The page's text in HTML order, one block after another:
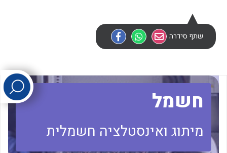
לכל מוצרי היצרן
לכל מוצרי היצרן לכל מוצרי היצרן
שתף סידרה
חשמל
מיתוג ואינסטלציה חשמלית